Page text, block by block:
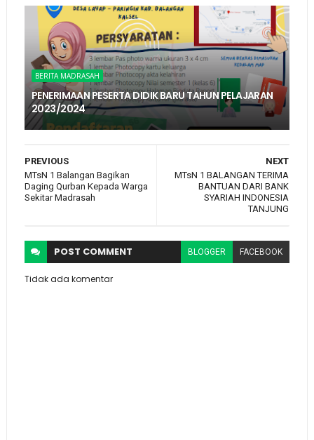
BERITA MADRASAH
PENERIMAAN PESERTA DIDIK BARU TAHUN PELAJARAN
2023/2024
NEXT
MTsN 1 BALANGAN TERIMA
BANTUAN DARI BANK
SYARIAH INDONESIA
TANJUNG
PREVIOUS
MTsN 1 Balangan Bagikan
Daging Qurban Kepada Warga
Sekitar Madrasah
POST COMMENT BLOGGER FACEBOOK
Tidak ada komentar